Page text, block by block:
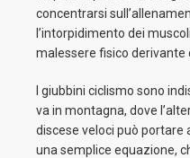
concentrarsi
l’intorpidimento dei
malessere fisico derivante
I giubbini ciclismo sono
va in montagna, dove
discese veloci può
una semplice equazione,